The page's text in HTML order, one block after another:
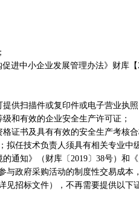
进中小企业发展管理办法》财库【
供扫描件或复印件或电子营业执照
和有效的企业安全生产许可证；
证书及具有有效的安全生产考核
； 拟任技术负责人须具有相关专业中
通知》（财库〔 2019〕38号）和
与政府采购活动的制度性交易成
招标文件），不再需要提供以下